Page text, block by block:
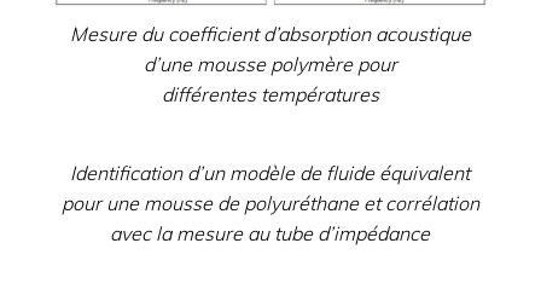
Mesure du coefficient d’absorption acoustique
d’une mousse polymère pour
différentes températures
Identification d’un modèle de fluide équivalent
pour une mousse de polyuréthane et corrélation
avec la mesure au tube d’impédance